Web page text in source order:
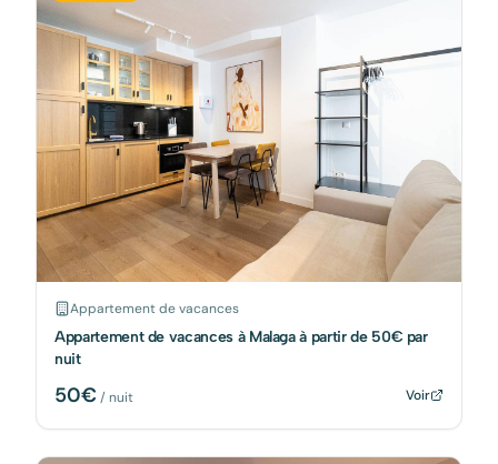
Appartement de vacances
Appartement de vacances à Malaga à partir de 50€ par
nuit
50€/ nuit Voir